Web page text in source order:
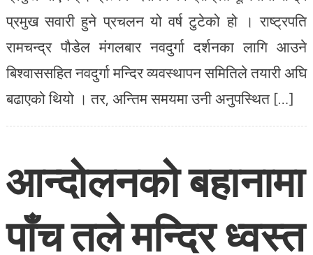
आन्दोलनको बहानामा
पाँच तले मन्दिर ध्वस्त
पार्ने षडयन्त्र थियो :
विजुक्छें